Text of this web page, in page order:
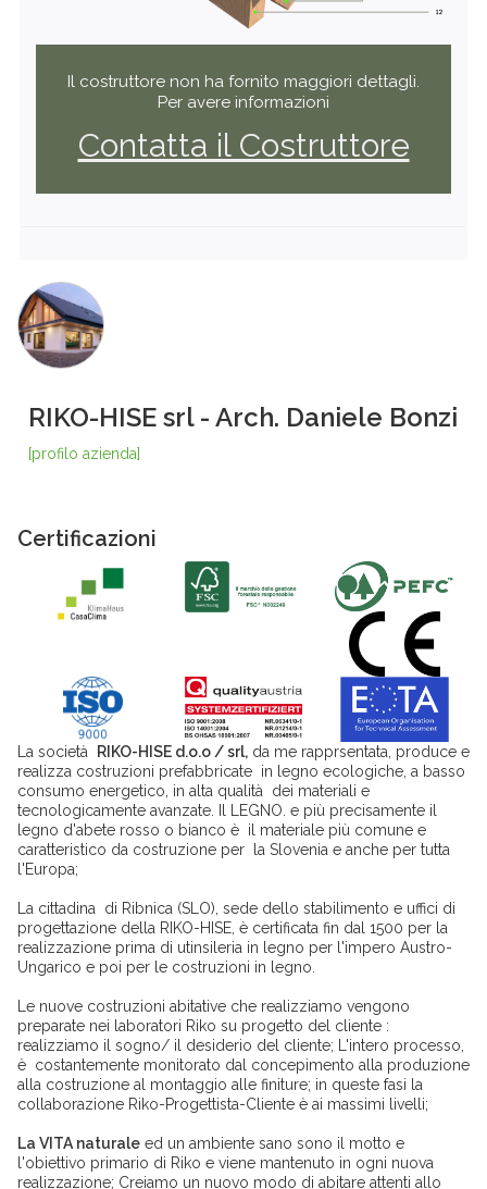
Il costruttore non ha fornito maggiori dettagli.
Per avere informazioni
Contatta il Costruttore
RIKO-HISE srl - Arch. Daniele Bonzi
[profilo azienda]
Certificazioni
La società RIKO-HISE d.o.o / srl, da me rapprsentata, produce e
realizza costruzioni prefabbricate in legno ecologiche, a basso
consumo energetico, in alta qualità dei materiali e
tecnologicamente avanzate. Il LEGNO. e più precisamente il
legno d'abete rosso o bianco è il materiale più comune e
caratteristico da costruzione per la Slovenia e anche per tutta
l'Europa;
La cittadina di Ribnica (SLO), sede dello stabilimento e uffici di
progettazione della RIKO-HISE, è certificata fin dal 1500 per la
realizzazione prima di utinsileria in legno per l'impero Austro-
Ungarico e poi per le costruzioni in legno.
Le nuove costruzioni abitative che realizziamo vengono
preparate nei laboratori Riko su progetto del cliente :
realizziamo il sogno/ il desiderio del cliente; L'intero processo,
è costantemente monitorato dal concepimento alla produzione
alla costruzione al montaggio alle finiture; in queste fasi la
collaborazione Riko-Progettista-Cliente è ai massimi livelli;
La VITA naturale ed un ambiente sano sono il motto e
l'obiettivo primario di Riko e viene mantenuto in ogni nuova
realizzazione; Creiamo un nuovo modo di abitare attenti allo